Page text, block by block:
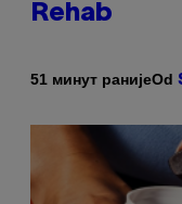
Rehab
51 минут ранијеOd